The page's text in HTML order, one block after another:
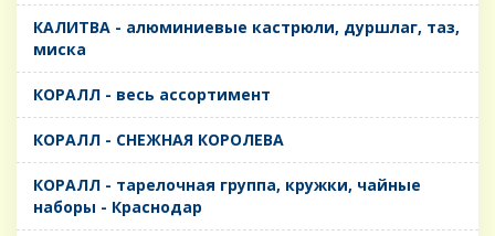
КАЛИТВА - алюминиевые кастрюли, дуршлаг, таз,
миска
КОРАЛЛ - весь ассортимент
КОРАЛЛ - СНЕЖНАЯ КОРОЛЕВА
КОРАЛЛ - тарелочная группа, кружки, чайные
наборы - Краснодар